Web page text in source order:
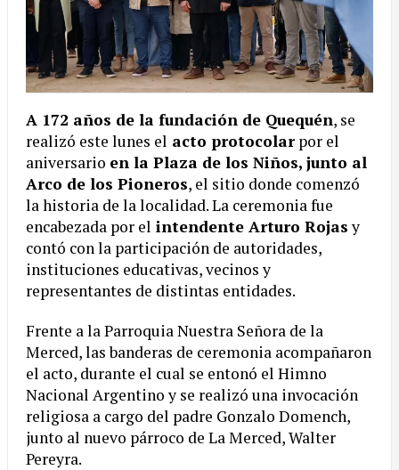
A 172 años de la fundación de Quequén, se
realizó este lunes el acto protocolarpor el
aniversario en la Plaza de los Niños, junto al
Arco de los Pioneros, el sitio donde comenzó
la historia de la localidad. La ceremonia fue
encabezada por el intendente Arturo Rojasy
contó con la participación de autoridades,
instituciones educativas, vecinos y
representantes de distintas entidades.
Frente a la Parroquia Nuestra Señora de la
Merced, las banderas de ceremonia acompañaron
el acto, durante el cual se entonó el Himno
Nacional Argentino y se realizó una invocación
religiosa a cargo del padre Gonzalo Domench,
junto al nuevo párroco de La Merced, Walter
Pereyra.